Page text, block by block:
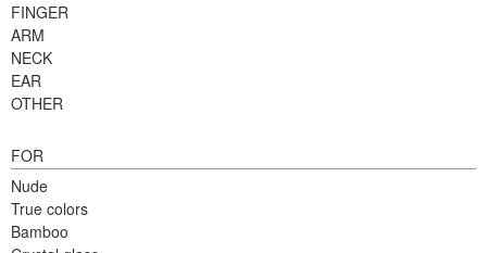
FINGER
ARM
NECK
EAR
OTHER
FOR
Nude
True colors
Bamboo